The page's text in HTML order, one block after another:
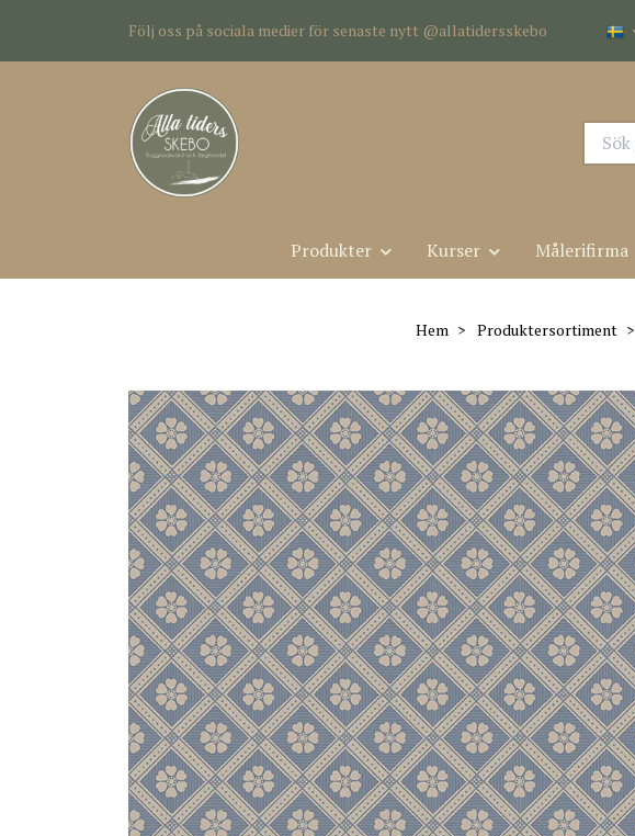
Följ oss på sociala medier för senaste nytt @allatidersskebo
Produkter Kurser Målerifirma
Hem Produktersortiment